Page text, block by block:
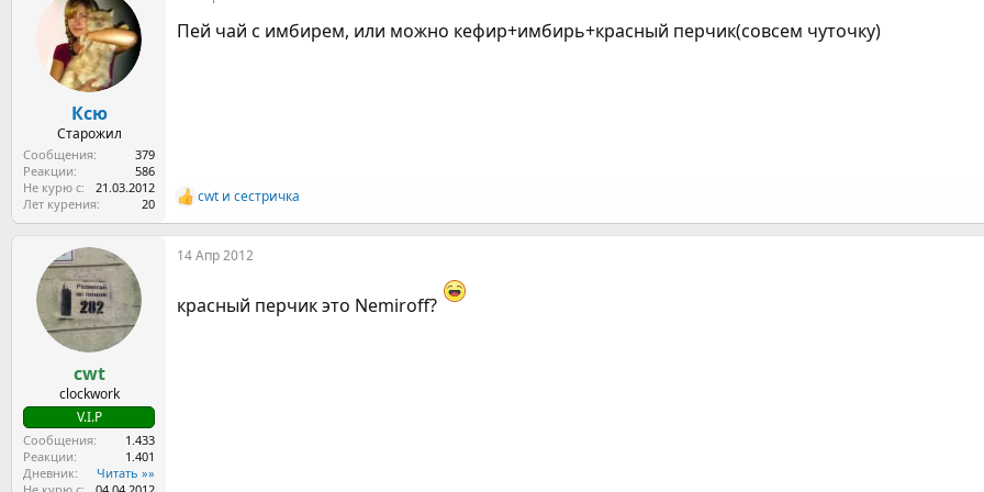
и
Ксю
Старожил
Сообщения
379
Реакции
586
Не курю с
21.03.2012
Лет курения
20
Пей чай с имбирем, или можно кефир+имбирь+красный перчик(совсем чуточку)
Р
е
а
к
и
cwt и сестричка
cwt
clockwork
V.I.P
Сообщения
1.433
Реакции
1.401
Дневник
Читать »»
14 Апр 2012
красный перчик это Nemiroff?